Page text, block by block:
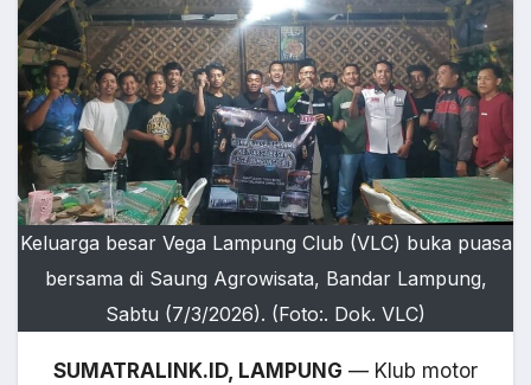
Keluarga besar Vega Lampung Club (VLC) buka puasa
bersama di Saung Agrowisata, Bandar Lampung,
Sabtu (7/3/2026). (Foto:. Dok. VLC)
SUMATRALINK.ID, LAMPUNG — Klub motor